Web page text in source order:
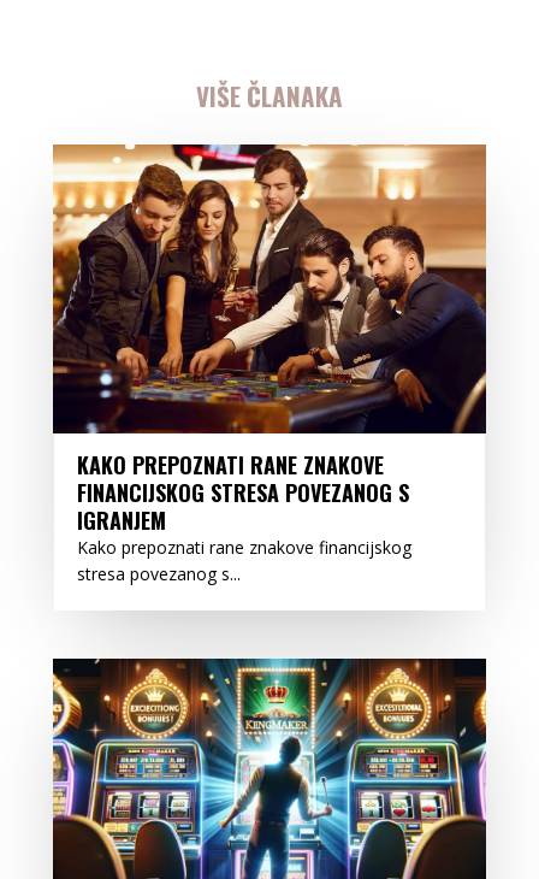
VIŠE ČLANAKA
KAKO PREPOZNATI RANE ZNAKOVE
FINANCIJSKOG STRESA POVEZANOG S
IGRANJEM
Kako prepoznati rane znakove financijskog
stresa povezanog s...